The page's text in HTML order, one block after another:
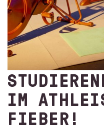
IM
FIEBER!